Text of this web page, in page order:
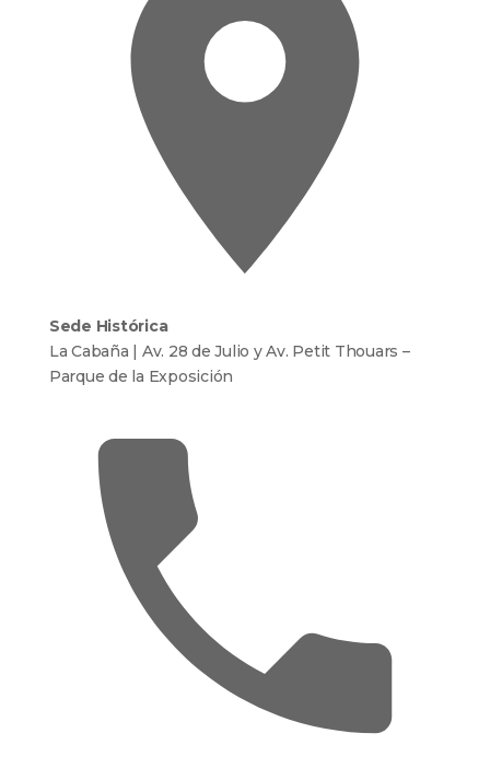
Sede Histórica
La Cabaña | Av. 28 de Julio y Av. Petit Thouars –
Parque de la Exposición